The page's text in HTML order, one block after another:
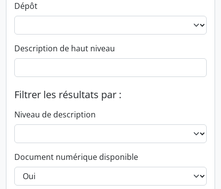
Dépôt
Description de haut niveau
Filtrer les résultats par :
Niveau de description
Document numérique disponible